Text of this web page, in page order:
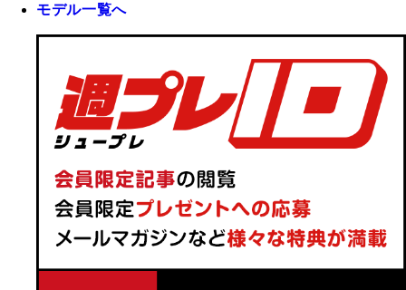
モデル一覧へ